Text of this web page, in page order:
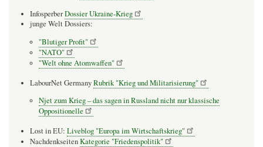
InfosperberDossier Ukraine-Krieg
junge Welt Dossiers:
"Blutiger Profit"
"NATO"
"Welt ohne Atomwaffen"
LabourNet GermanyRubrik "Krieg und Militarisierung"
Njet zum Krieg – das sagen in Russland nicht nur klassische
Oppositionelle
Lost in EU: Liveblog "Europa im Wirtschaftskrieg"
NachdenkseitenKategorie "Friedenspolitik"